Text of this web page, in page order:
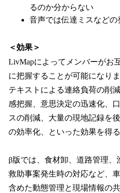
るのか分からない
音声では伝達ミスなど
＜効果＞
LivMapによってメンバーがお
に把握することが可能になり
テキストによる連絡負荷の削
感把握、意思決定の迅速化、
スの削減、大量の現地記録を
の効率化、といった効果を得
β版では、食材卸、道路管理、
救助事案発生時の対応など、
含めた動態管理と現場情報の